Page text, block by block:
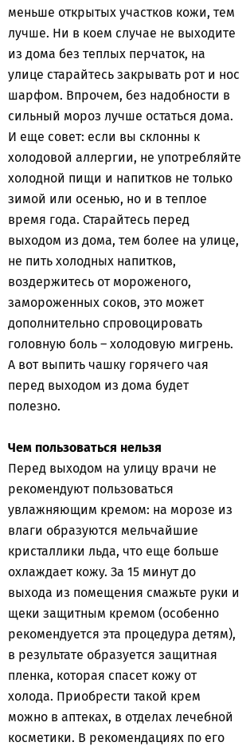
меньше открытых участков кожи, тем
лучше. Ни в коем случае не выходите
из дома без теплых перчаток, на
улице старайтесь закрывать рот и нос
шарфом. Впрочем, без надобности в
сильный мороз лучше остаться дома.
И еще совет: если вы склонны к
холодовой аллергии, не употребляйте
холодной пищи и напитков не только
зимой или осенью, но и в теплое
время года. Старайтесь перед
выходом из дома, тем более на улице,
не пить холодных напитков,
воздержитесь от мороженого,
замороженных соков, это может
дополнительно спровоцировать
головную боль – холодовую мигрень.
А вот выпить чашку горячего чая
перед выходом из дома будет
полезно.
Чем пользоваться нельзя
Перед выходом на улицу врачи не
рекомендуют пользоваться
увлажняющим кремом: на морозе из
влаги образуются мельчайшие
кристаллики льда, что еще больше
охлаждает кожу. За 15 минут до
выхода из помещения смажьте руки и
щеки защитным кремом (особенно
рекомендуется эта процедура детям),
в результате образуется защитная
пленка, которая спасет кожу от
холода. Приобрести такой крем
можно в аптеках, в отделах лечебной
косметики. В рекомендациях по его